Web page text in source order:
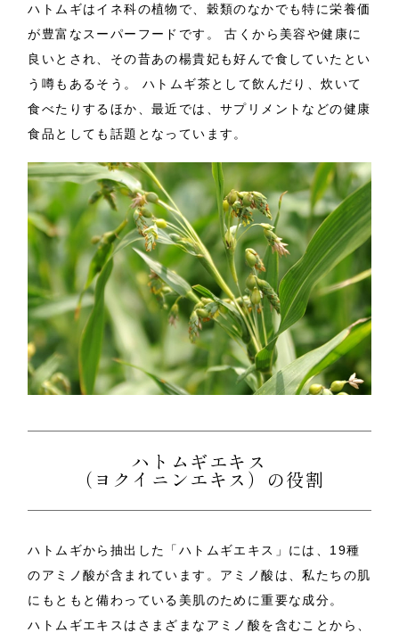
ハトムギはイネ科の植物で、穀類のなかでも特に栄養価
が豊富なスーパーフードです。
古くから美容や健康に
良いとされ、その昔あの楊貴妃も好んで食していたとい
う噂もあるそう。
ハトムギ茶として飲んだり、炊いて
食べたりするほか、最近では、サプリメントなどの健康
食品としても話題となっています。
ハトムギエキス
（ヨクイニンエキス）の役割
ハトムギから抽出した「ハトムギエキス」には、19種
のアミノ酸が含まれています。アミノ酸は、私たちの肌
にもともと備わっている美肌のために重要な成分。
ハトムギエキスはさまざまなアミノ酸を含むことから、